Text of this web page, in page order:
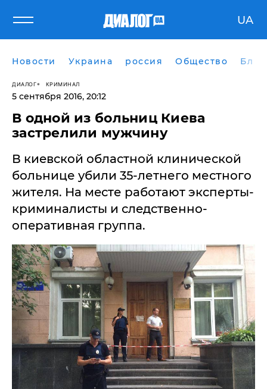
UA
Новости Украина россия Общество
ДИАЛОГ КРИМИНАЛ
5 сентября 2016, 20:12
В одной из больниц Киева
застрелили мужчину
​В киeвской областной клинической
больнице убили 35-летнего местного
жителя. На мeсте работают эксперты-
криминалисты и слeдственно-
опeративная группа.